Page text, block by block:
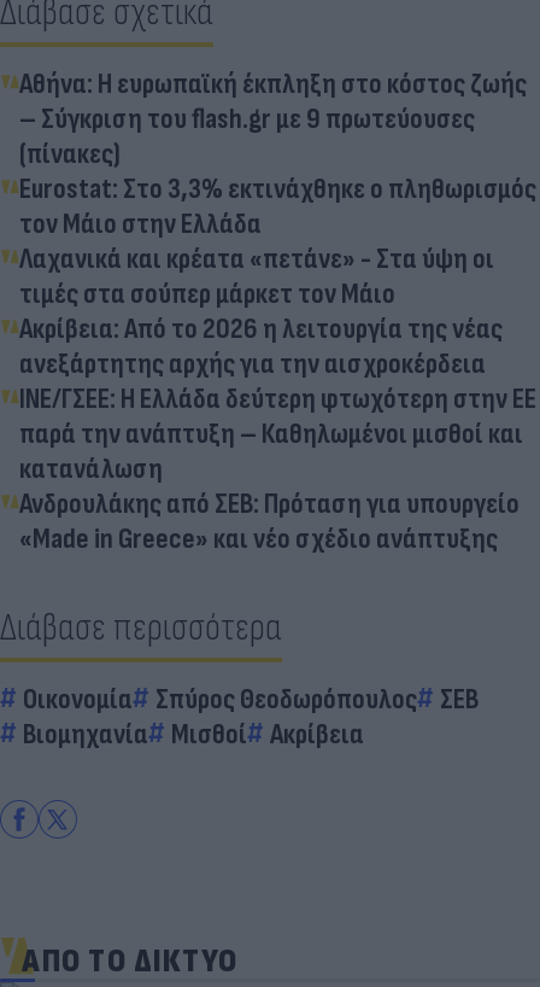
Διάβασε σχετικά
Αθήνα: Η ευρωπαϊκή έκπληξη στο κόστος ζωής
– Σύγκριση του flash.gr με 9 πρωτεύουσες
(πίνακες)
Eurostat: Στο 3,3% εκτινάχθηκε ο πληθωρισμός
τον Μάιο στην Ελλάδα
Λαχανικά και κρέατα «πετάνε» - Στα ύψη οι
τιμές στα σούπερ μάρκετ τον Μάιο
Ακρίβεια: Από το 2026 η λειτουργία της νέας
ανεξάρτητης αρχής για την αισχροκέρδεια
ΙΝΕ/ΓΣΕΕ: Η Ελλάδα δεύτερη φτωχότερη στην ΕΕ
παρά την ανάπτυξη – Καθηλωμένοι μισθοί και
κατανάλωση
Ανδρουλάκης από ΣΕΒ: Πρόταση για υπουργείο
«Made in Greece» και νέο σχέδιο ανάπτυξης
Διάβασε περισσότερα
Οικονομία Σπύρος Θεοδωρόπουλος
ΣΕΒ
Βιομηχανία
Μισθοί Ακρίβεια
ΑΠΟ ΤΟ ΔΙΚΤΥΟ